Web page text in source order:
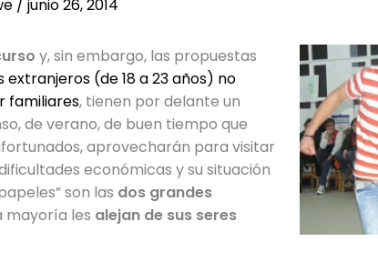
/ junio 26, 2014
y, sin embargo, las propuestas
extranjeros (de 18 a 23 años) no
familiares, tienen por delante un
de verano, de buen tiempo que
aprovecharán para visitar
económicas y su situación
son las dos grandes
mayoría les alejan de sus seres